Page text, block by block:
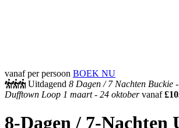
vanaf per persoon BOEK NU
Uitdagend 8 Dagen /7 Nachten Buckie
Dufftown Loop 1 maart - 24 oktobervanaf
8-Dagen / 7-Nachten